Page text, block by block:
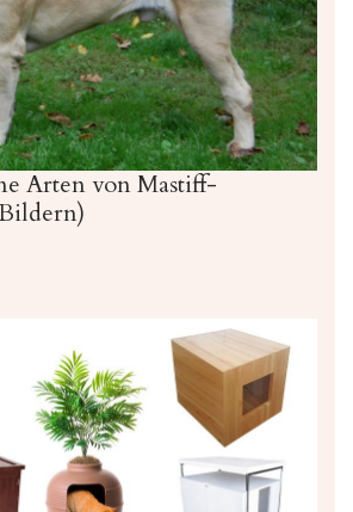
Arten von Mastiff-